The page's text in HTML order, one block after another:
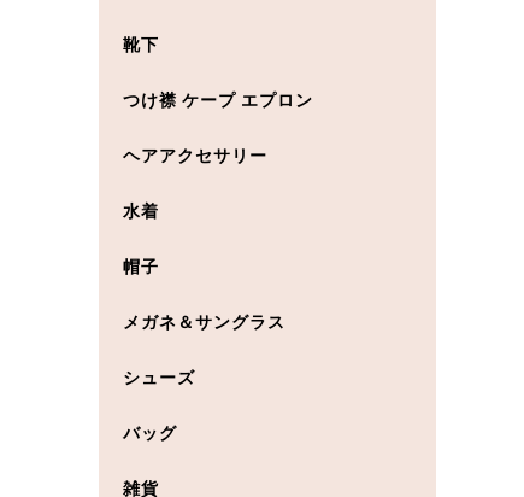
靴下
つけ襟 ケープ エプロン
ヘアアクセサリー
水着
帽子
メガネ＆サングラス
シューズ
バッグ
雑貨